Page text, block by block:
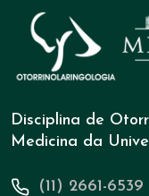
Disciplina de
Medicina da
(11) 2661-6539